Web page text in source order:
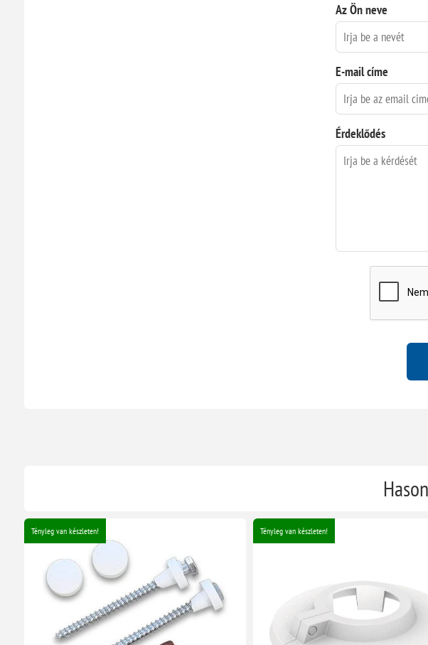
Az Ön neve
E-mail címe
Érdeklődés
Tényleg van készleten! Tényleg van készleten!